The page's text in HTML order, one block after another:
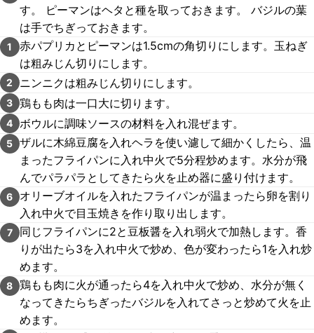
す。 ピーマンはヘタと種を取っておきます。 バジルの葉
は手でちぎっておきます。
1
赤パプリカとピーマンは1.5cmの角切りにします。玉ねぎ
は粗みじん切りにします。
2 ニンニクは粗みじん切りにします。
3 鶏もも肉は一口大に切ります。
4 ボウルに調味ソースの材料を入れ混ぜます。
5 ザルに木綿豆腐を入れヘラを使い濾して細かくしたら、温
まったフライパンに入れ中火で5分程炒めます。水分が飛
んでパラパラとしてきたら火を止め器に盛り付けます。
6
オリーブオイルを入れたフライパンが温まったら卵を割り
入れ中火で目玉焼きを作り取り出します。
7
同じフライパンに2と豆板醤を入れ弱火で加熱します。香
りが出たら3を入れ中火で炒め、色が変わったら1を入れ炒
めます。
8 鶏もも肉に火が通ったら4を入れ中火で炒め、水分が無く
なってきたらちぎったバジルを入れてさっと炒めて火を止
めます。